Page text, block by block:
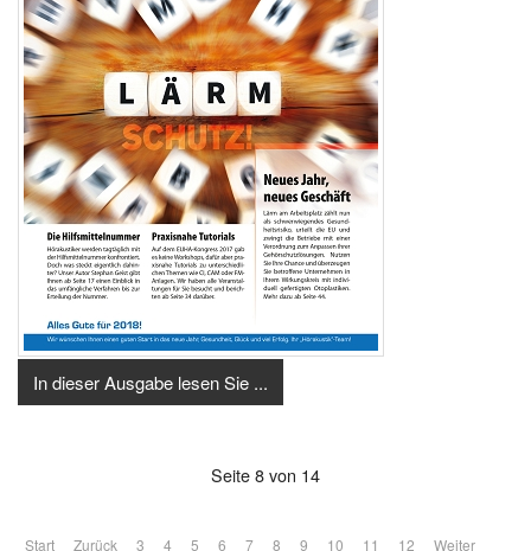
In dieser Ausgabe lesen Sie ...
Seite 8 von 14
Start Zurück 3 4 5 6 7 8 9 10 11 12 Weiter